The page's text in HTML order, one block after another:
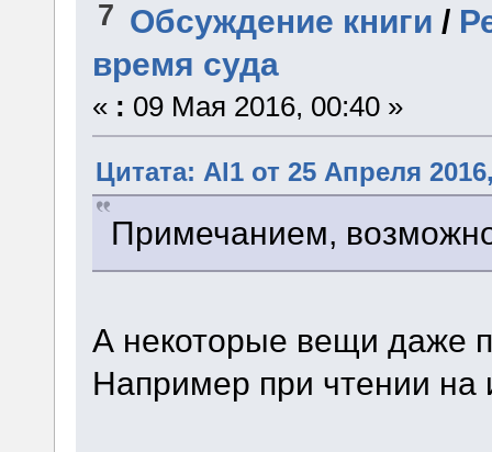
7 Обсуждение книги /
время суда
« : 09 Мая 2016, 00:40 »
Цитата: Al1 от 25 Апреля
Примечанием,
А некоторые вещи даже
Например при чтении на